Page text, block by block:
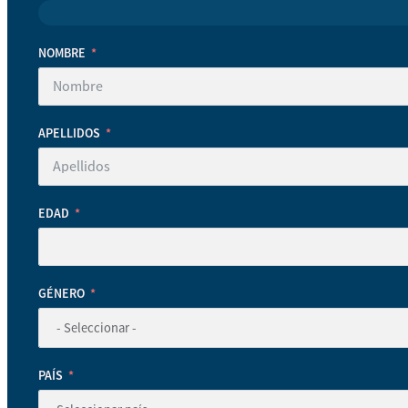
NOMBRE
APELLIDOS
EDAD
GÉNERO
PAÍS